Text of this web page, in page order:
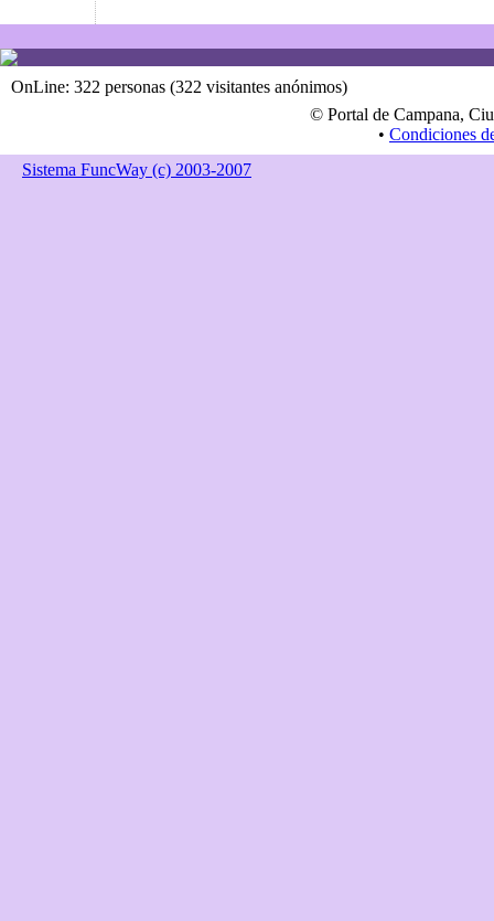
OnLine: 322 personas (322 visitantes anónimos)
© Portal de Campana,
• Condiciones
Sistema FuncWay (c) 2003-2007